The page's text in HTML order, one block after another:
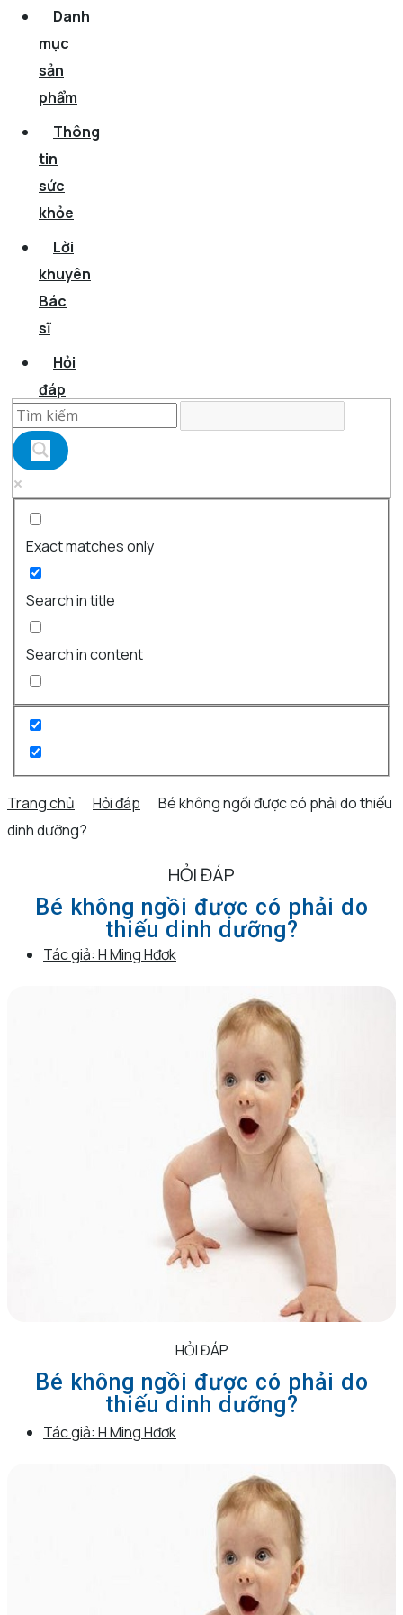
Danh
mục
sản
phẩm
Thông
tin
sức
khỏe
Lời
khuyên
Bác
sĩ
Hỏi
đáp
Exact matches only
Search in title
Search in content
Trang chủ Hỏi đáp
Bé không ngồi được có phải do thiếu
dinh dưỡng?
HỎI ĐÁP
Bé không ngồi được có phải do
thiếu dinh dưỡng?
Tác giả: H Ming Hđơk
HỎI ĐÁP
Bé không ngồi được có phải do
thiếu dinh dưỡng?
Tác giả: H Ming Hđơk